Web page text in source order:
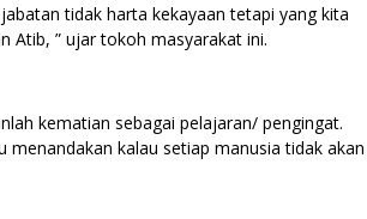
tidak harta kekayaan tetapi yang kita
Atib, ” ujar tokoh masyarakat ini.
kematian sebagai pelajaran/ pengingat.
kalau setiap manusia tidak akan